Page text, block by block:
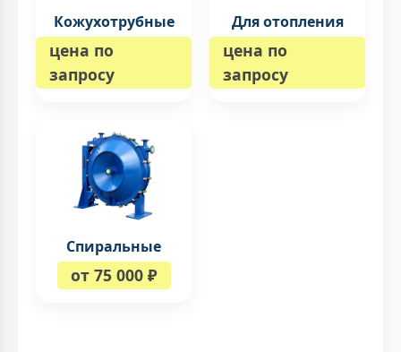
Кожухотрубные
цена по
запросу
Для отопления
цена по
запросу
Спиральные
от 75 000 ₽